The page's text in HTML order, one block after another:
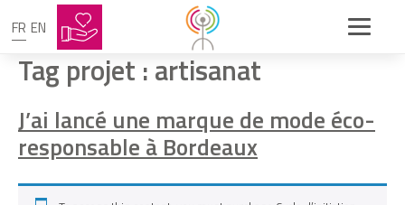
FR EN
Tag projet :artisanat
J’ai lancé une marque de mode éco-
responsable à Bordeaux